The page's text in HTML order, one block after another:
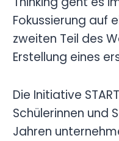
Fokussierung auf
zweiten Teil des
Erstellung eines
Die Initiative
Schülerinnen und
Jahren